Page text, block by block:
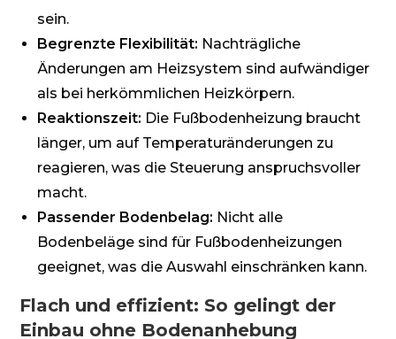
sein.
Begrenzte Flexibilität: Nachträgliche
Änderungen am Heizsystem sind aufwändiger
als bei herkömmlichen Heizkörpern.
Reaktionszeit: Die Fußbodenheizung braucht
länger, um auf Temperaturänderungen zu
reagieren, was die Steuerung anspruchsvoller
macht.
Passender Bodenbelag: Nicht alle
Bodenbeläge sind für Fußbodenheizungen
geeignet, was die Auswahl einschränken kann.
Flach und effizient: So gelingt der
Einbau ohne Bodenanhebung